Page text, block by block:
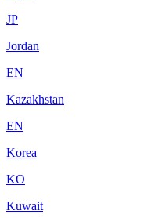
JP
Jordan
EN
Kazakhstan
EN
Korea
KO
Kuwait